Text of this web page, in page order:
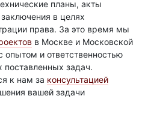
планы, акты
в целях
права. За это время мы
в Москве и Московской
опытом и ответственностью
задач.
к нам за консультацией
вашей задачи